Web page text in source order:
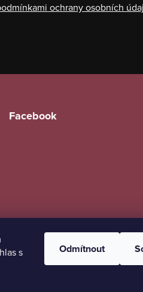
s
Odmítnout
ochrany osobních
Facebook